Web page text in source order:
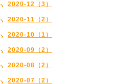
2020-12（3）
2020-11（2）
2020-10（1）
2020-09（2）
2020-08（2）
2020-07（2）